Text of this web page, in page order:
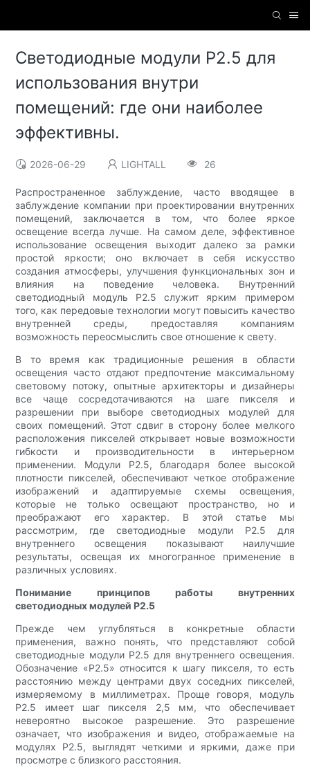
Светодиодные модули P2.5 для
использования внутри
помещений: где они наиболее
эффективны.
2026-06-29 LIGHTALL 26
Распространенное заблуждение, часто вводящее в
заблуждение компании при проектировании внутренних
помещений, заключается в том, что более яркое
освещение всегда лучше. На самом деле, эффективное
использование освещения выходит далеко за рамки
простой яркости; оно включает в себя искусство
создания атмосферы, улучшения функциональных зон и
влияния на поведение человека. Внутренний
светодиодный модуль P2.5 служит ярким примером
того, как передовые технологии могут повысить качество
внутренней среды, предоставляя компаниям
возможность переосмыслить свое отношение к свету.
В то время как традиционные решения в области
освещения часто отдают предпочтение максимальному
световому потоку, опытные архитекторы и дизайнеры
все чаще сосредотачиваются на шаге пикселя и
разрешении при выборе светодиодных модулей для
своих помещений. Этот сдвиг в сторону более мелкого
расположения пикселей открывает новые возможности
гибкости и производительности в интерьерном
применении. Модули P2.5, благодаря более высокой
плотности пикселей, обеспечивают четкое отображение
изображений и адаптируемые схемы освещения,
которые не только освещают пространство, но и
преображают его характер. В этой статье мы
рассмотрим, где светодиодные модули P2.5 для
внутреннего освещения показывают наилучшие
результаты, освещая их многогранное применение в
различных условиях.
Понимание принципов работы внутренних
светодиодных модулей P2.5
Прежде чем углубляться в конкретные области
применения, важно понять, что представляют собой
светодиодные модули P2.5 для внутреннего освещения.
Обозначение «P2.5» относится к шагу пикселя, то есть
расстоянию между центрами двух соседних пикселей,
измеряемому в миллиметрах. Проще говоря, модуль
P2.5 имеет шаг пикселя 2,5 мм, что обеспечивает
невероятно высокое разрешение. Это разрешение
означает, что изображения и видео, отображаемые на
модулях P2.5, выглядят четкими и яркими, даже при
просмотре с близкого расстояния.